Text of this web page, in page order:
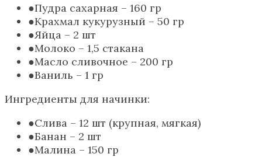
Пудра сахарная – 160 гр
Крахмал кукурузный – 50 гр
Яйца – 2 шт
Молоко – 1,5 стакана
Масло сливочное – 200 гр
Ваниль – 1 гр
Ингредиенты для начинки:
Слива – 12 шт (крупная, мягкая)
Банан – 2 шт
Малина – 150 гр